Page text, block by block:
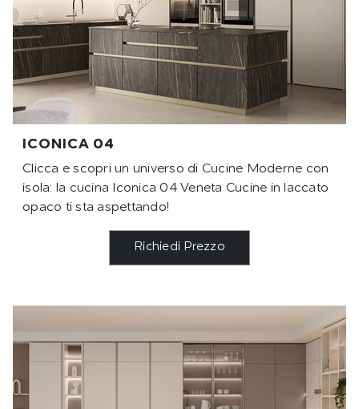
ICONICA 04
Clicca e scopri un universo di Cucine Moderne con
isola: la cucina Iconica 04 Veneta Cucine in laccato
opaco ti sta aspettando!
Richiedi Prezzo